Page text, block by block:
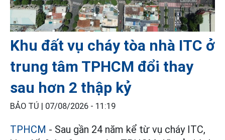
Khu đất vụ cháy tòa nhà ITC ở
trung tâm TPHCM đổi thay
sau hơn 2 thập kỷ
BẢO TÚ | 07/08/2026 - 11:19
TPHCM - Sau gần 24 năm kể từ vụ cháy ITC,